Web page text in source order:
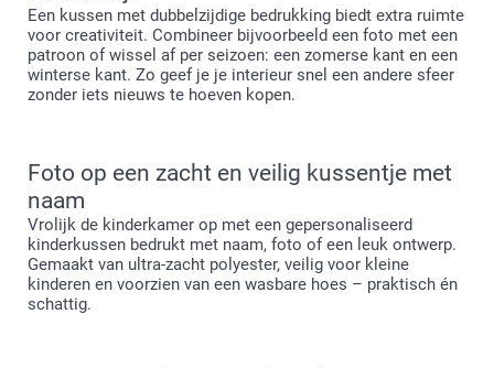
Een kussen met dubbelzijdige bedrukking biedt extra ruimte
voor creativiteit. Combineer bijvoorbeeld een foto met een
patroon of wissel af per seizoen: een zomerse kant en een
winterse kant. Zo geef je je interieur snel een andere sfeer
zonder iets nieuws te hoeven kopen.
Foto op een zacht en veilig kussentje met
naam
Vrolijk de kinderkamer op met een gepersonaliseerd
kinderkussen bedrukt met naam, foto of een leuk ontwerp.
Gemaakt van ultra-zacht polyester, veilig voor kleine
kinderen en voorzien van een wasbare hoes – praktisch én
schattig.